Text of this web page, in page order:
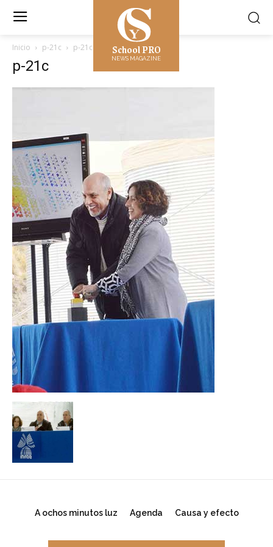
School PRO
NEWS MAGAZINE
Inicio p-21c p-21c
p-21c
A ochos minutos luz Agenda Causa y efecto